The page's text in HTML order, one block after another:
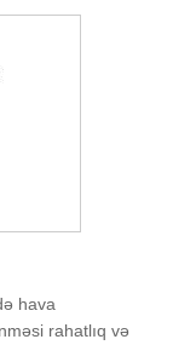
hava
rahatlıq və